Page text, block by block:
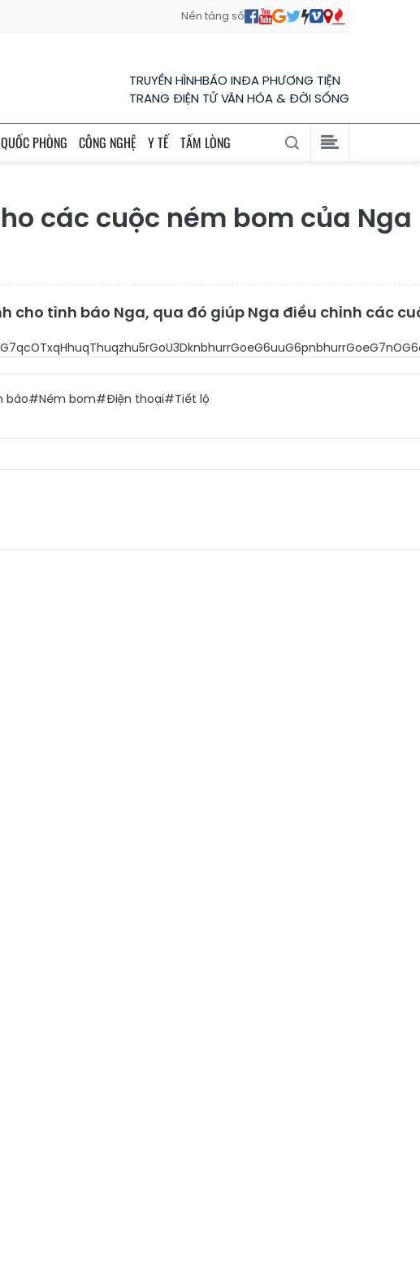
Nền tảng số
TRUYỀN HÌNHBÁO INĐA PHƯƠNG TIỆN
TRANG ĐIỆN TỬ VĂN HÓA & ĐỜI SỐNG
QUỐC PHÒNG CÔNG NGHỆ Y TẾ TẤM LÒNG
các cuộc ném bom của Nga
tình báo Nga, qua đó giúp Nga điều chỉnh các
báo#Ném bom#Điện thoại#Tiết lộ